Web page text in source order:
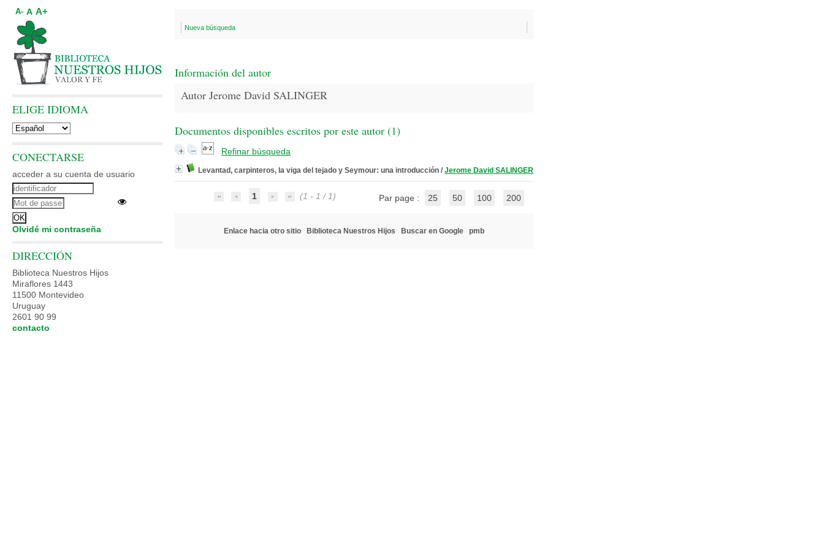
Nueva búsqueda
Información del autor
Autor Jerome David SALINGER
Documentos disponibles escritos por este autor (1)
Refinar búsqueda
Levantad, carpinteros, la viga del tejado y Seymour: una introducción / Jerome David SALINGER
1 (1 - 1 / 1) Par page : 25 50 100 200
Enlace hacia otro sitio Biblioteca Nuestros Hijos Buscar en Google pmb
A- A A+
ELIGE IDIOMA
CONECTARSE
acceder a su cuenta de usuario
Olvidé mi contraseña
DIRECCIÓN
Biblioteca Nuestros Hijos
Miraflores 1443
11500 Montevideo
Uruguay
2601 90 99
contacto